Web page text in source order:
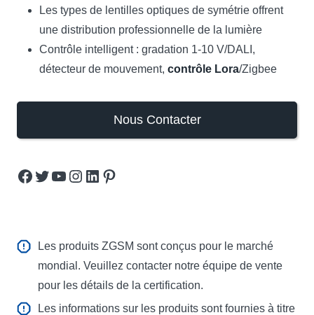
Les types de lentilles optiques de symétrie offrent
une distribution professionnelle de la lumière
Contrôle intelligent : gradation 1-10 V/DALI,
détecteur de mouvement, contrôle Lora/Zigbee
Nous Contacter
Facebook Twitter YouTube Instagram LinkedIn Pinterest
Les produits ZGSM sont conçus pour le marché
mondial. Veuillez contacter notre équipe de vente
pour les détails de la certification.
Les informations sur les produits sont fournies à titre